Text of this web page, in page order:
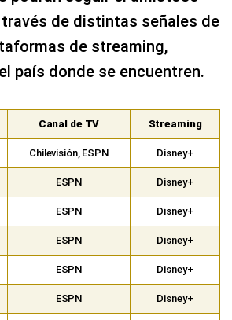
de distintas señales de
de streaming,
país donde se encuentren.
Canal de TV Streaming
Chilevisión, ESPN Disney+
ESPN Disney+
ESPN Disney+
ESPN Disney+
ESPN Disney+
ESPN Disney+